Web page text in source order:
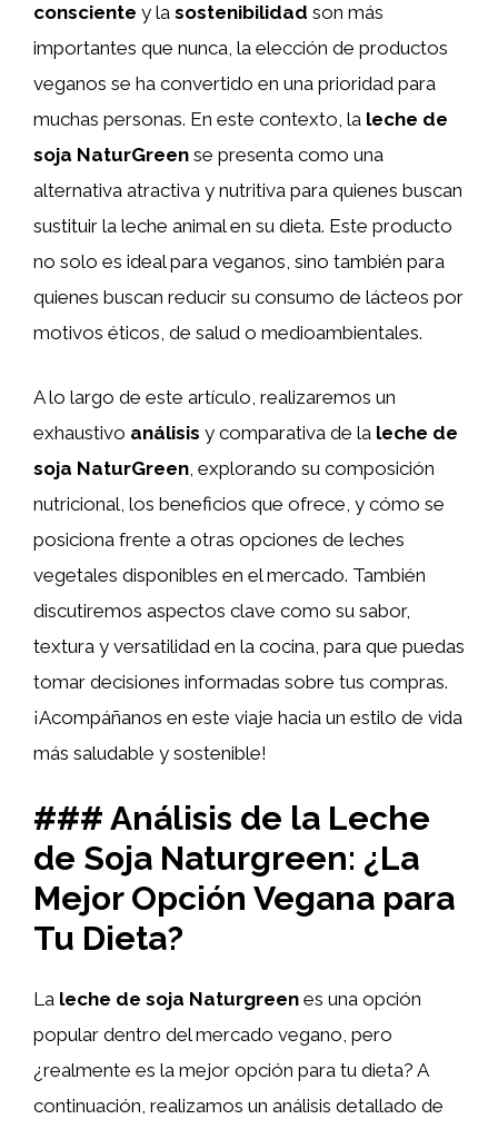
consciente y la sostenibilidad son más
importantes que nunca, la elección de productos
veganos se ha convertido en una prioridad para
muchas personas. En este contexto, la leche de
soja NaturGreen se presenta como una
alternativa atractiva y nutritiva para quienes buscan
sustituir la leche animal en su dieta. Este producto
no solo es ideal para veganos, sino también para
quienes buscan reducir su consumo de lácteos por
motivos éticos, de salud o medioambientales.
A lo largo de este artículo, realizaremos un
exhaustivo análisis y comparativa de la leche de
soja NaturGreen , explorando su composición
nutricional, los beneficios que ofrece, y cómo se
posiciona frente a otras opciones de leches
vegetales disponibles en el mercado. También
discutiremos aspectos clave como su sabor,
textura y versatilidad en la cocina, para que puedas
tomar decisiones informadas sobre tus compras.
¡Acompáñanos en este viaje hacia un estilo de vida
más saludable y sostenible!
### Análisis de la Leche
de Soja Naturgreen: ¿La
Mejor Opción Vegana para
Tu Dieta?
La leche de soja Naturgreen es una opción
popular dentro del mercado vegano, pero
¿realmente es la mejor opción para tu dieta? A
continuación, realizamos un análisis detallado de